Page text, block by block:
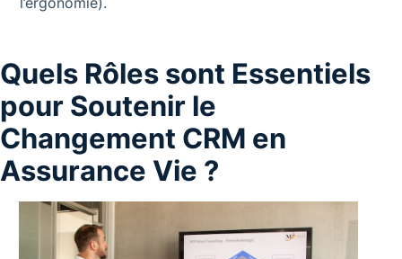
Quels Rôles sont Essentiels
pour Soutenir le
Changement CRM en
Assurance Vie ?